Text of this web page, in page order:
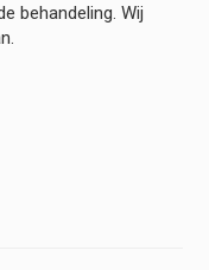
behandeling. Wij